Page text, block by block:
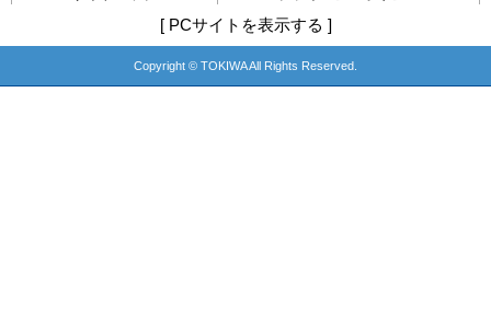
[ PCサイトを表示する ]
Copyright © TOKIWA All Rights Reserved.